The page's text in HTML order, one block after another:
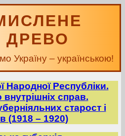
ДРЕВО
Україну – українською!
Народної Республіки.
внутрішніх справ.
старост і
(1918 – 1920)